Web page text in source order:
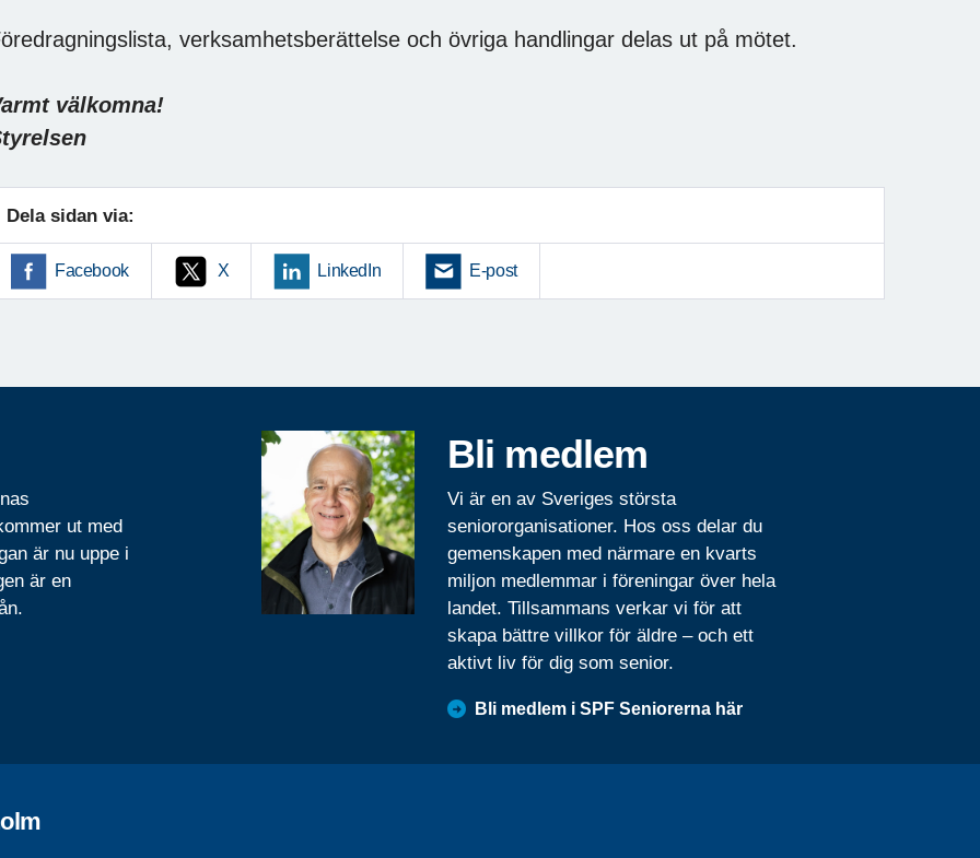
verksamhetsberättelse och övriga handlingar delas ut på mötet.
välkomna!
Dela sidan via:
Facebook X LinkedIn E-post
ut med
är nu uppe i
är en
Bli medlem
Vi är en av Sveriges största
seniororganisationer. Hos oss delar du
gemenskapen med närmare en kvarts
miljon medlemmar i föreningar över hela
landet. Tillsammans verkar vi för att
skapa bättre villkor för äldre – och ett
aktivt liv för dig som senior.
Bli medlem i SPF Seniorerna här